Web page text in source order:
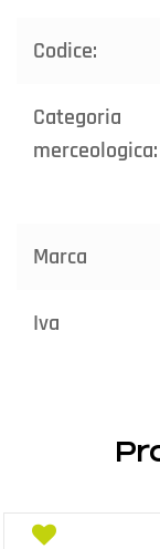
Codice:
Categoria
merceologica:
Marca
Iva